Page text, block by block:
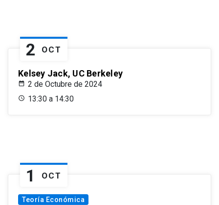
2 OCT
Kelsey Jack, UC Berkeley
2 de Octubre de 2024
13:30 a 14:30
1 OCT
Teoría Económica